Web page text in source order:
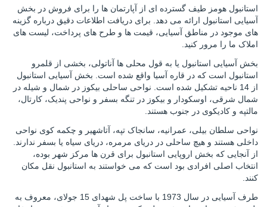
استانبول هومز طیف گسترده ای از آپارتمان ها را برای فروش در بخش
آسیایی استانبول ارائه می دهد. برای دریافت اطلاعات دقیق درباره گزینه
های موجود در مناطق آسیایی، قیمت ها و طرح های پرداخت، لیست های
املاک ما را مرور کنید.
بخش آسیایی استانبول یا به قول محلی ها آناتولی، بخشی از قلمرو
استانبول است که در قاره آسیا واقع شده است. بخش آسیایی استانبول
از 14 ناحیه تشکیل شده است. نواحی ساحلی بیکوز در شمال و شیله در
شمال شرقی، اوسکودار و بیکوز در تنگه بسفر و نواحی پندیک، کارتال،
مالتپه و کادیکوی در جنوب هستند.
نواحی سلطان بیلی، عمرانیه، سانجاک تپه، آتاشهیر و چکمه کوی نواحی
داخلی هستند و هیچ ساحلی در دریای مرمره، دریای سیاه یا بسفر ندارند.
از آنجایی که بخش اروپایی استانبول برای قرن ها مرکز شهر بوده،
انتخاب اصلی افرادی بود است که می خواستند به استانبول نقل مکان
کنند.
طرف آسیایی در سال 1973 با ساخت پل شهدای 15 جولای، معروف به